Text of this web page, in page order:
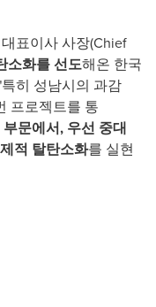
표이사 사장(Chief
소화를 선도해온 한국
히 성남시의 과감
프로젝트를 통
부문에서, 우선 중대
적 탈탄소화를 실현